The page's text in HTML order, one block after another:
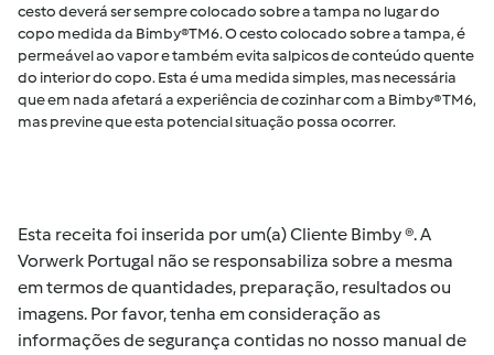
cesto deverá ser sempre colocado sobre a tampa no lugar do
copo medida da Bimby®TM6. O cesto colocado sobre a tampa, é
permeável ao vapor e também evita salpicos de conteúdo quente
do interior do copo. Esta é uma medida simples, mas necessária
que em nada afetará a experiência de cozinhar com a Bimby® TM6,
mas previne que esta potencial situação possa ocorrer.
Esta receita foi inserida por um(a) Cliente Bimby ®. A
Vorwerk Portugal não se responsabiliza sobre a mesma
em termos de quantidades, preparação, resultados ou
imagens. Por favor, tenha em consideração as
informações de segurança contidas no nosso manual de